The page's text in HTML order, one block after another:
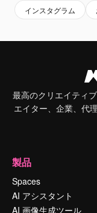
インスタグラム
最高のクリエイティ
エイター、企業、代
製品
Spaces
AI アシスタント
AI 画像生成ツール